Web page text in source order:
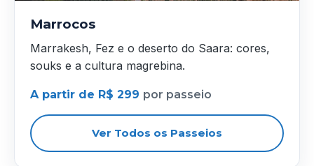
Marrocos
Marrakesh, Fez e o deserto do Saara: cores,
souks e a cultura magrebina.
A partir de R$ 299 por passeio
Ver Todos os Passeios